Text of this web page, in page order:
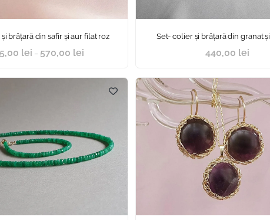
brățară din safir și aur filat roz
lei – 570,00 lei
Set- colier și brățară din granat
440,00 lei